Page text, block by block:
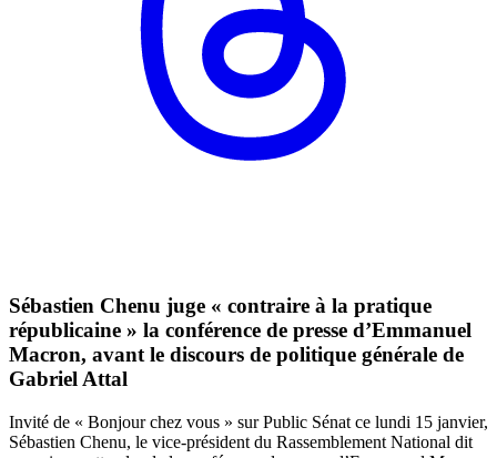
Sébastien Chenu juge « contraire à la pratique
républicaine » la conférence de presse d’Emmanuel
Macron, avant le discours de politique générale de
Gabriel Attal
Invité de « Bonjour chez vous » sur Public Sénat ce lundi 15 janvier,
Sébastien Chenu, le vice-président du Rassemblement National dit